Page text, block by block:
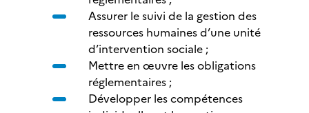
Assurer le suivi de la gestion des
ressources humaines d’une unité
d’intervention sociale ;
Mettre en œuvre les obligations
réglementaires ;
Développer les compétences